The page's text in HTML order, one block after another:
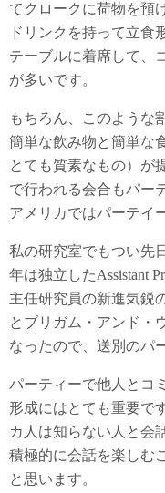
てクロークに荷物を預
ドリンクを持って立食
テーブルに着席して、
が多いです。
もちろん、このような
簡単な飲み物と簡単な
とても質素なもの）が
で行われる会合もパー
アメリカではパーテイ
私の研究室でもつい先
年は独立したAssistant
主任研究員の新進気鋭
とブリガム・アンド・
なったので、送別のパ
パーティーで他人とコ
形成にはとても重要で
カ人は知らない人と会
積極的に会話を楽しむ
と思います。